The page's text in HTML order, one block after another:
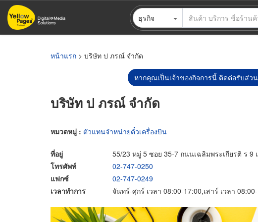
ข้าม
ไป
ธุรกิจ
หน้าแรก > บริษัท ป ภรณ์ จำกัด
หากคุณเป็นเจ้าของกิจการนี้ ติดต่อรับส่ว
บริษัท ป ภรณ์ จำกัด
หมวดหมู่ : ตัวแทนจำหน่ายตั๋วเครื่องบิน
ที่อยู่
55/23 หมู่ 5 ซอย 35-7 ถนนเฉลิมพระเกียรติ ร
โทรศัพท์
02-747-0250
แฟกซ์
02-747-0249
เวลาทำการ
จันทร์-ศุกร์ เวลา 08:00-17:00,เสาร์ เวลา